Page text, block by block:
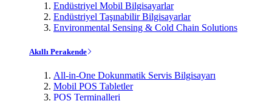
Endüstriyel Mobil Bilgisayarlar
Endüstriyel Taşınabilir Bilgisayarlar
Environmental Sensing & Cold Chain Solutions
Akıllı Perakende
All-in-One Dokunmatik Servis Bilgisayarı
Mobil POS Tabletler
POS Terminalleri